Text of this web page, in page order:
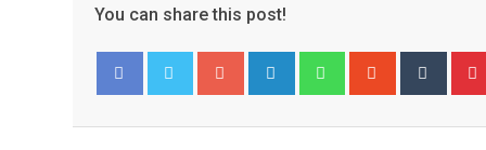
You can share this post!
Google+ LinkedIn WhatsappStumbleUpon
Tumblr